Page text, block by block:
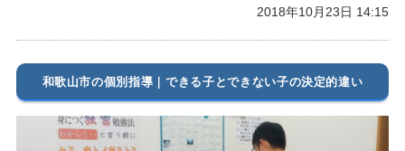
2018年10月23日 14:15
和歌山市の個別指導｜できる子とできない子の決定的違い